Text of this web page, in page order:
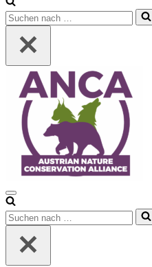
Suchen
nach …
Navigationsmenü
Suchen
nach …